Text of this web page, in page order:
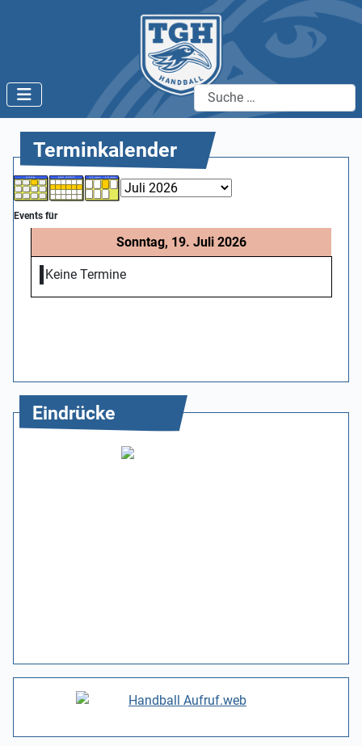
Suchen
Terminkalender
Events für
Sonntag, 19. Juli 2026
Keine Termine
Eindrücke